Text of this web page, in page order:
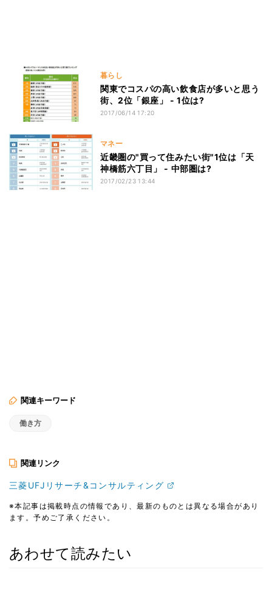
暮らし
関東でコスパの高い飲食店が多いと思う
街、2位「銀座」 - 1位は?
2017/06/14 17:20
マネー
近畿圏の"買って住みたい街"1位は「天
神橋筋六丁目」 - 中部圏は?
2017/02/23 13:44
関連キーワード
働き方
関連リンク
三菱UFJリサーチ&コンサルティング
※本記事は掲載時点の情報であり、最新のものとは異なる場合があり
ます。予めご了承ください。
あわせて読みたい